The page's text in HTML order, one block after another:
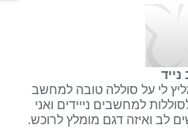
לי על סוללה טובה למחשב
למחשבים נייידים ואני
לב ואיזה דגם מומלץ לרוכש.